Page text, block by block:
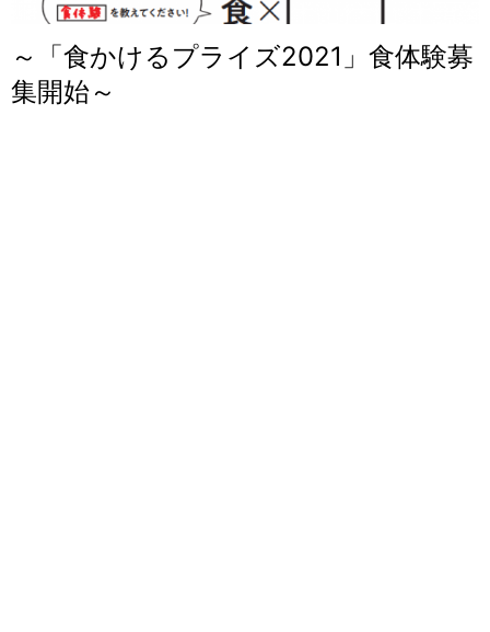
～「食かけるプライズ2021」食体験募
集開始～